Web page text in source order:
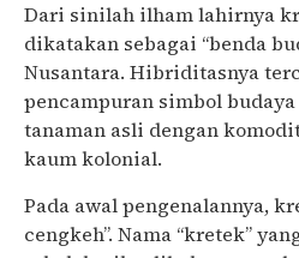
Dari sinilah ilham lahirnya
dikatakan sebagai “benda
Nusantara. Hibriditasnya
pencampuran simbol
tanaman asli dengan
kaum kolonial.
Pada awal pengenalannya,
cengkeh”. Nama “kretek”